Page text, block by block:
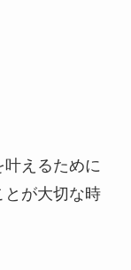
えるために
とが大切な時